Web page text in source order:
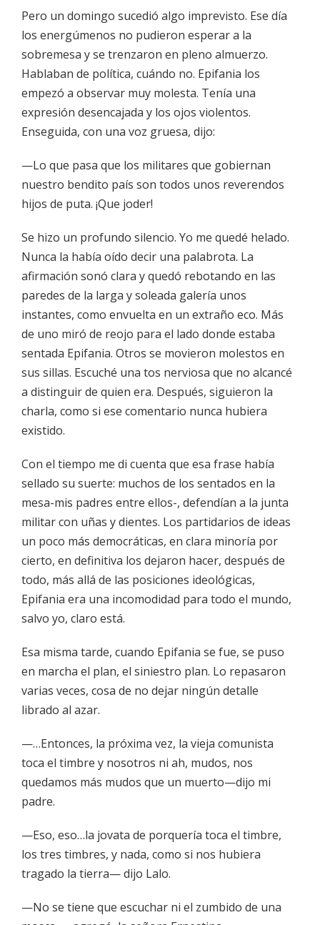
Pero un domingo sucedió algo imprevisto. Ese día
los energúmenos no pudieron esperar a la
sobremesa y se trenzaron en pleno almuerzo.
Hablaban de política, cuándo no. Epifania los
empezó a observar muy molesta. Tenía una
expresión desencajada y los ojos violentos.
Enseguida, con una voz gruesa, dijo:
—Lo que pasa que los militares que gobiernan
nuestro bendito país son todos unos reverendos
hijos de puta. ¡Que joder!
Se hizo un profundo silencio. Yo me quedé helado.
Nunca la había oído decir una palabrota. La
afirmación sonó clara y quedó rebotando en las
paredes de la larga y soleada galería unos
instantes, como envuelta en un extraño eco. Más
de uno miró de reojo para el lado donde estaba
sentada Epifania. Otros se movieron molestos en
sus sillas. Escuché una tos nerviosa que no alcancé
a distinguir de quien era. Después, siguieron la
charla, como si ese comentario nunca hubiera
existido.
Con el tiempo me di cuenta que esa frase había
sellado su suerte: muchos de los sentados en la
mesa-mis padres entre ellos-, defendían a la junta
militar con uñas y dientes. Los partidarios de ideas
un poco más democráticas, en clara minoría por
cierto, en definitiva los dejaron hacer, después de
todo, más allá de las posiciones ideológicas,
Epifania era una incomodidad para todo el mundo,
salvo yo, claro está.
Esa misma tarde, cuando Epifania se fue, se puso
en marcha el plan, el siniestro plan. Lo repasaron
varias veces, cosa de no dejar ningún detalle
librado al azar.
—…Entonces, la próxima vez, la vieja comunista
toca el timbre y nosotros ni ah, mudos, nos
quedamos más mudos que un muerto—dijo mi
padre.
—Eso, eso…la jovata de porquería toca el timbre,
los tres timbres, y nada, como si nos hubiera
tragado la tierra— dijo Lalo.
—No se tiene que escuchar ni el zumbido de una